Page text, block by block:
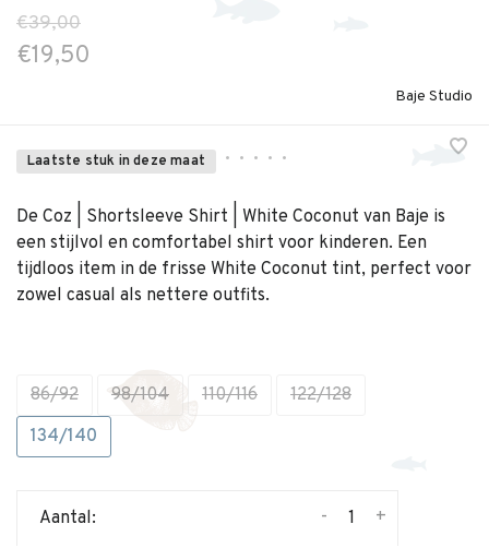
€39,00
€19,50
Baje Studio
Laatste stuk in deze maat • • • • •
De Coz | Shortsleeve Shirt | White Coconut van Baje is
een stijlvol en comfortabel shirt voor kinderen. Een
tijdloos item in de frisse White Coconut tint, perfect voor
zowel casual als nettere outfits.
86/92 98/104 110/116
122/128
134/140
Aantal: +
-